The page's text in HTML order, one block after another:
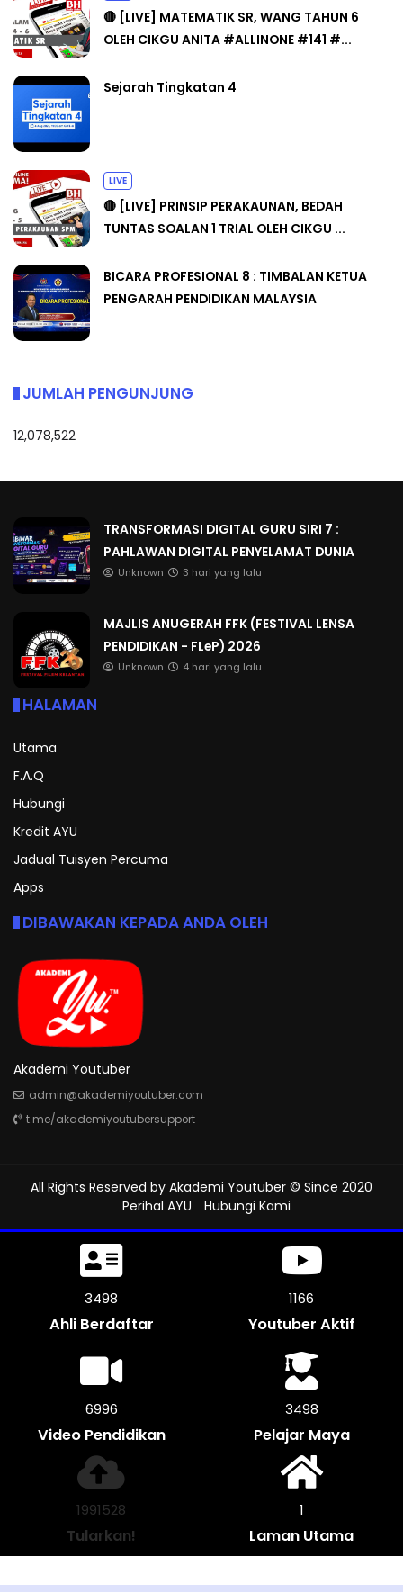
🔴 [LIVE] MATEMATIK SR, WANG TAHUN 6
OLEH CIKGU ANITA #ALLINONE #141 #...
Sejarah Tingkatan 4
LIVE
🔴 [LIVE] PRINSIP PERAKAUNAN, BEDAH
TUNTAS SOALAN 1 TRIAL OLEH CIKGU ...
BICARA PROFESIONAL 8 : TIMBALAN KETUA
PENGARAH PENDIDIKAN MALAYSIA
JUMLAH PENGUNJUNG
12,078,522
TRANSFORMASI DIGITAL GURU SIRI 7 :
PAHLAWAN DIGITAL PENYELAMAT DUNIA
Unknown 3 hari yang lalu
MAJLIS ANUGERAH FFK (FESTIVAL LENSA
PENDIDIKAN - FLeP) 2026
Unknown 4 hari yang lalu
HALAMAN
Utama
F.A.Q
Hubungi
Kredit AYU
Jadual Tuisyen Percuma
Apps
DIBAWAKAN KEPADA ANDA OLEH
Akademi Youtuber
admin@akademiyoutuber.com
t.me/akademiyoutubersupport
All Rights Reserved by Akademi Youtuber © Since 2020
Perihal AYU
Hubungi Kami
3984
Ahli Berdaftar
1312
Youtuber Aktif
7962
Video Pendidikan
3981
Pelajar Maya
2266516
Tularkan!
1
Laman Utama